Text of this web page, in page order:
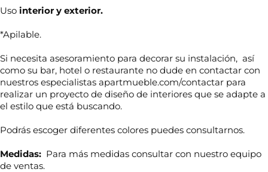
Uso interior y exterior.
*Apilable.
Si necesita asesoramiento para decorar su instalación, así
como su bar, hotel o restaurante no dude en contactar con
nuestros especialistas apartmueble.com/contactar para
realizar un proyecto de diseño de interiores que se adapte a
el estilo que está buscando.
Podrás escoger diferentes colores puedes consultarnos.
Medidas: Para más medidas consultar con nuestro equipo
de ventas.